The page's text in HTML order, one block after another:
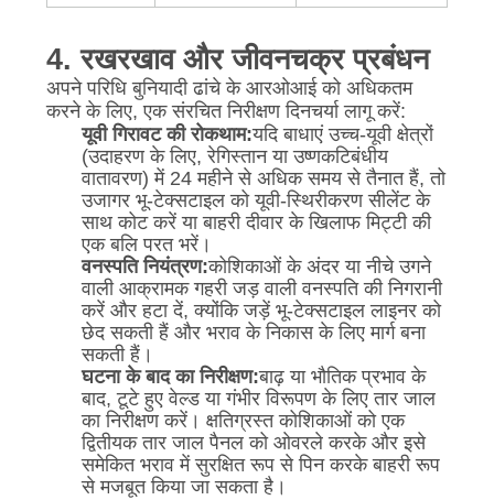
4. रखरखाव और जीवनचक्र प्रबंधन
अपने परिधि बुनियादी ढांचे के आरओआई को अधिकतम
करने के लिए, एक संरचित निरीक्षण दिनचर्या लागू करें:
यूवी गिरावट की रोकथाम:यदि बाधाएं उच्च-यूवी क्षेत्रों
(उदाहरण के लिए, रेगिस्तान या उष्णकटिबंधीय
वातावरण) में 24 महीने से अधिक समय से तैनात हैं, तो
उजागर भू-टेक्सटाइल को यूवी-स्थिरीकरण सीलेंट के
साथ कोट करें या बाहरी दीवार के खिलाफ मिट्टी की
एक बलि परत भरें।
वनस्पति नियंत्रण:कोशिकाओं के अंदर या नीचे उगने
वाली आक्रामक गहरी जड़ वाली वनस्पति की निगरानी
करें और हटा दें, क्योंकि जड़ें भू-टेक्सटाइल लाइनर को
छेद सकती हैं और भराव के निकास के लिए मार्ग बना
सकती हैं।
घटना के बाद का निरीक्षण:बाढ़ या भौतिक प्रभाव के
बाद, टूटे हुए वेल्ड या गंभीर विरूपण के लिए तार जाल
का निरीक्षण करें। क्षतिग्रस्त कोशिकाओं को एक
द्वितीयक तार जाल पैनल को ओवरले करके और इसे
समेकित भराव में सुरक्षित रूप से पिन करके बाहरी रूप
से मजबूत किया जा सकता है।